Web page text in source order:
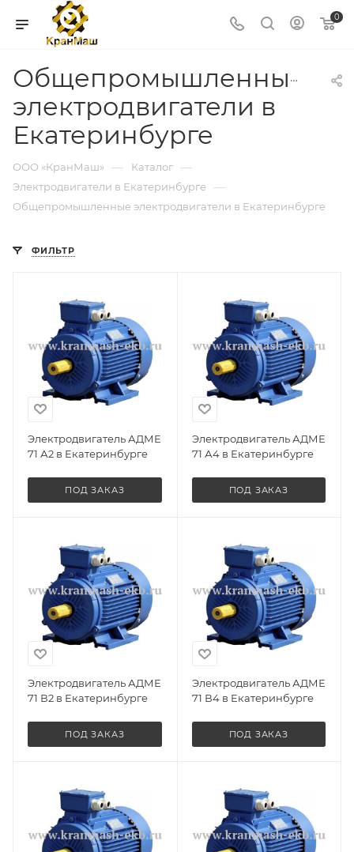
0
Общепромышленные
электродвигатели в
Екатеринбурге
ООО «КранМаш» — Каталог —
Электродвигатели в Екатеринбурге —
Общепромышленные электродвигатели в Екатеринбурге
ФИЛЬТР
Электродвигатель АДМЕ
71 А2 в Екатеринбурге
ПОД ЗАКАЗ
Электродвигатель АДМЕ
71 А4 в Екатеринбурге
ПОД ЗАКАЗ
Электродвигатель АДМЕ
71 В2 в Екатеринбурге
ПОД ЗАКАЗ
Электродвигатель АДМЕ
71 В4 в Екатеринбурге
ПОД ЗАКАЗ